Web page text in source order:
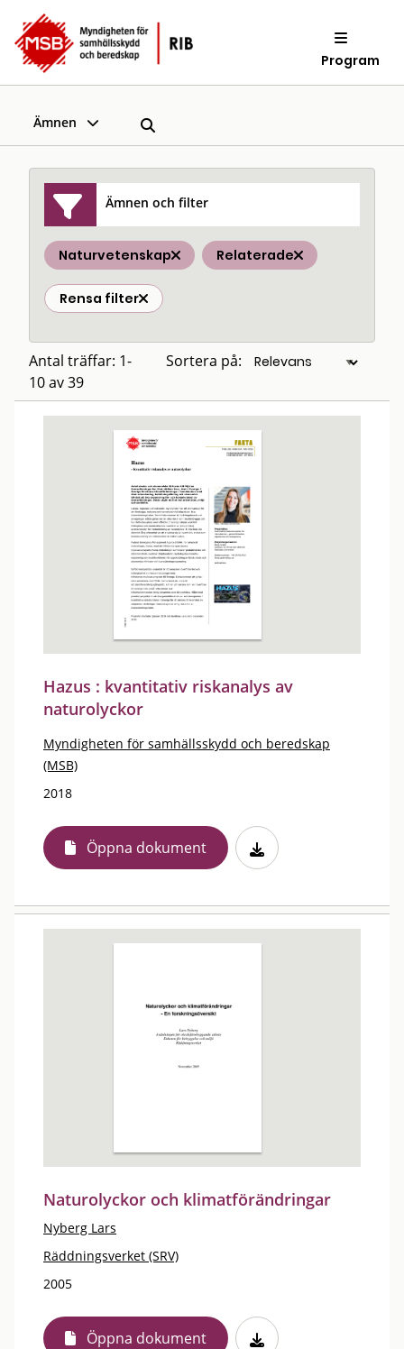
Program
Ämnen
Ämnen och filter
Naturvetenskap Relaterade
Rensa filter
Antal träffar: 1-
10 av 39
Sortera på:
Hazus : kvantitativ riskanalys av
naturolyckor
Myndigheten för samhällsskydd och beredskap
(MSB)
2018
Öppna dokument
Naturolyckor och klimatförändringar
Nyberg Lars
Räddningsverket (SRV)
2005
Öppna dokument